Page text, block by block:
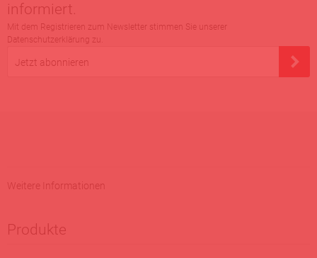
informiert.
Mit dem Registrieren zum Newsletter stimmen Sie unserer
Datenschutzerklärung zu.
Jetzt abonnieren
Weitere Informationen
Produkte